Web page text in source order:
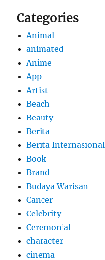
Categories
Animal
animated
Anime
App
Artist
Beach
Beauty
Berita
Berita Internasional
Book
Brand
Budaya Warisan
Cancer
Celebrity
Ceremonial
character
cinema